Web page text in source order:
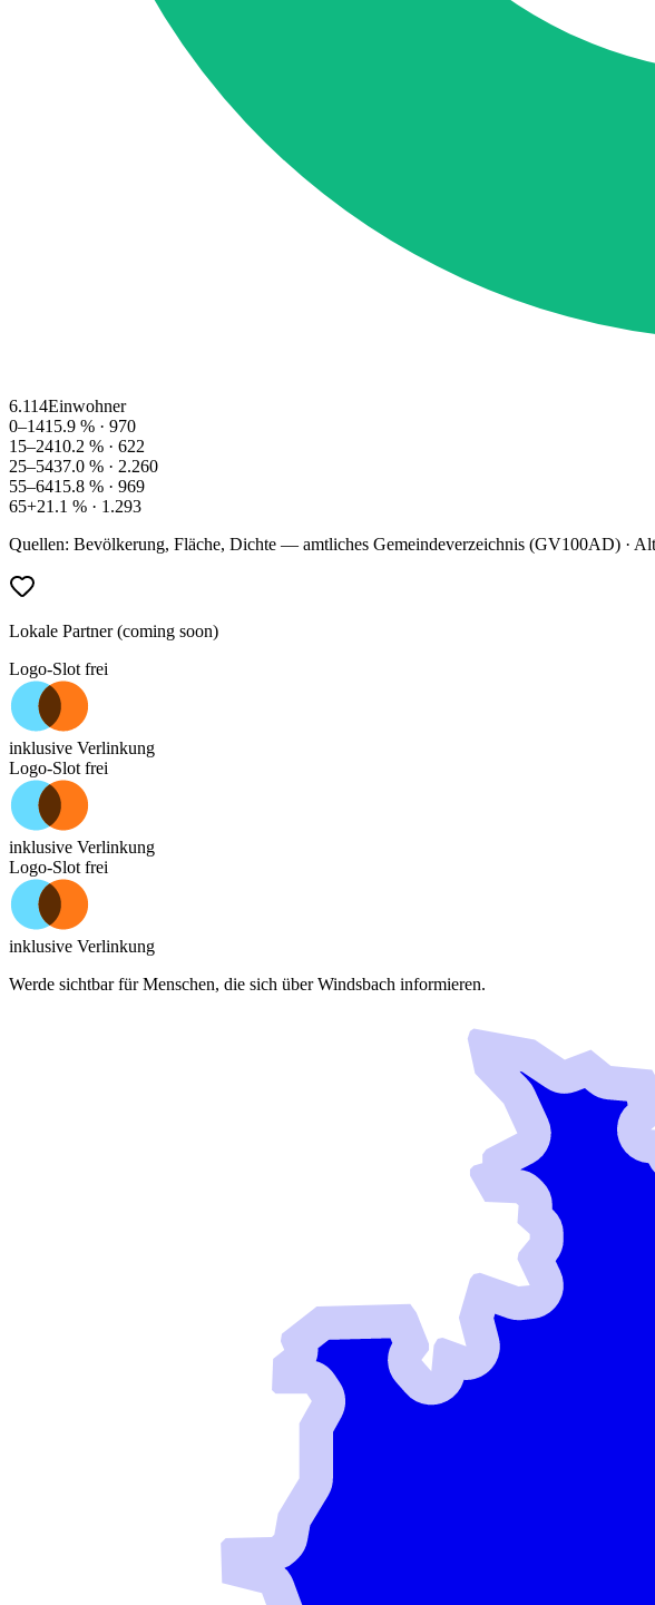
6.114Einwohner
0–1415.9 % · 970
15–2410.2 % · 622
25–5437.0 % · 2.260
55–6415.8 % · 969
65+21.1 % · 1.293
Quellen: Bevölkerung, Fläche, Dichte — amtliches Gemeindeverzeichnis (GV100AD) ·
Lokale Partner (coming soon)
Logo-Slot frei
inklusive Verlinkung
Logo-Slot frei
inklusive Verlinkung
Logo-Slot frei
inklusive Verlinkung
Werde sichtbar für Menschen, die sich überWindsbach informieren.